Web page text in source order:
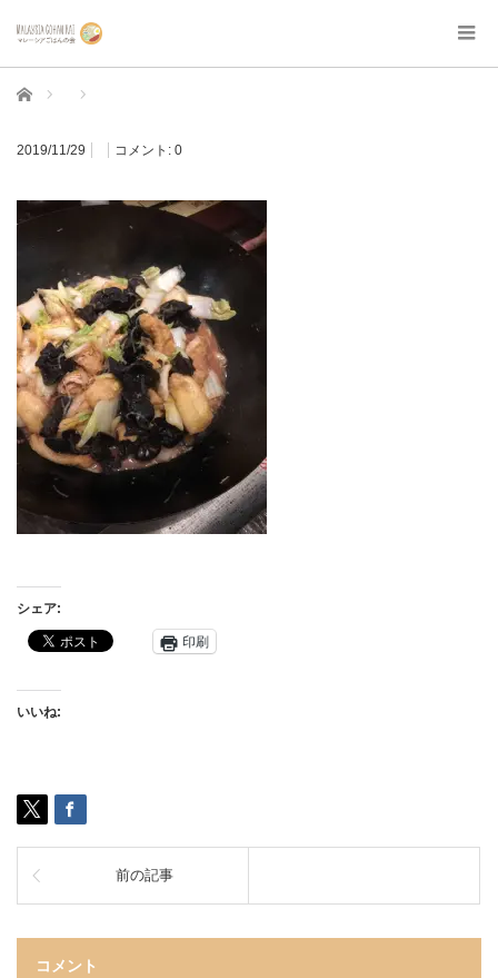
ホーム
2019/11/29 コメント: 0
シェア:
印刷
いいね:
前の記事
コメント